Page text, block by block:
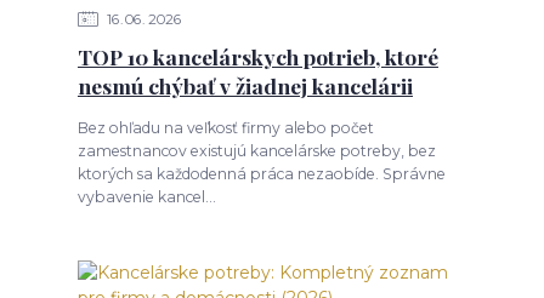
16 06 2026
TOP 10 kancelárskych potrieb, ktoré
nesmú chýbať v žiadnej kancelárii
Bez ohľadu na veľkosť firmy alebo počet
zamestnancov existujú kancelárske potreby, bez
ktorých sa každodenná práca nezaobíde. Správne
vybavenie kancel...